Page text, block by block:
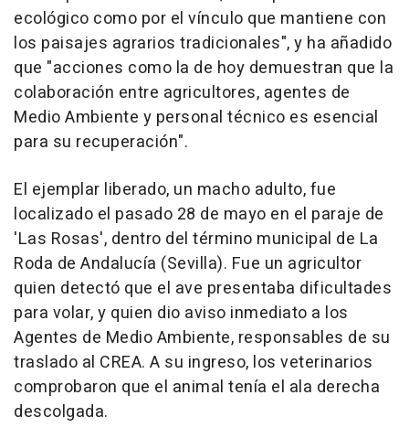
ecológico como por el vínculo que mantiene con
los paisajes agrarios tradicionales", y ha añadido
que "acciones como la de hoy demuestran que la
colaboración entre agricultores, agentes de
Medio Ambiente y personal técnico es esencial
para su recuperación".
El ejemplar liberado, un macho adulto, fue
localizado el pasado 28 de mayo en el paraje de
'Las Rosas', dentro del término municipal de La
Roda de Andalucía (Sevilla). Fue un agricultor
quien detectó que el ave presentaba dificultades
para volar, y quien dio aviso inmediato a los
Agentes de Medio Ambiente, responsables de su
traslado al CREA. A su ingreso, los veterinarios
comprobaron que el animal tenía el ala derecha
descolgada.